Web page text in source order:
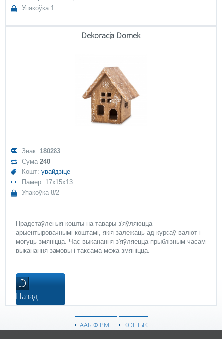
Упакоўка 1
Dekoracja Domek
Знак: 180283
Сума240
Кошт:увайдзіце
Памер: 17x15x13
Упакоўка 8/2
Прадстаўленыя кошты на тавары з'яўляюцца
арыентыровачнымі коштамі, якія залежаць ад курсаў валют і
могуць змяніцца. Час выканання з'яўляецца прыблізным часам
выканання замовы і таксама можа змяніцца.
Назад
ААБ ФІРМЕ КОШЫК